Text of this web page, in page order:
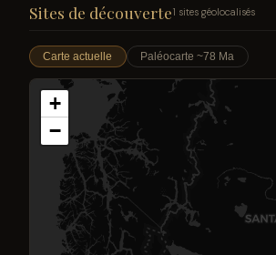
Sites de découverte1 sites géolocalisés
Carte actuelle Paléocarte ~78 Ma
+
−